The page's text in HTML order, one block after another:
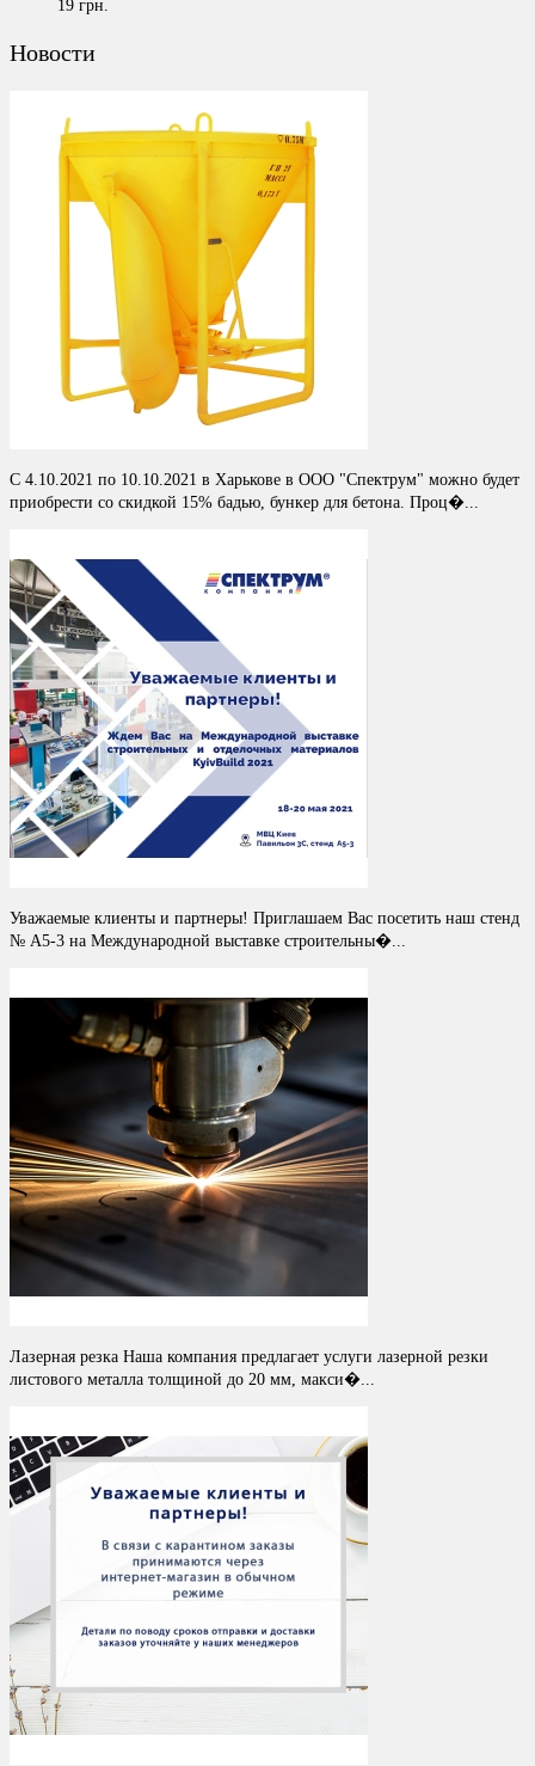
19 грн.
Новости
С 4.10.2021 по 10.10.2021 в Харькове в ООО "Спектрум" можно будет
приобрести со скидкой 15% бадью, бункер для бетона. Проц�...
Уважаемые клиенты и партнеры! Приглашаем Вас посетить наш стенд
№ A5-3 на Международной выставке строительны�...
Лазерная резка Наша компания предлагает услуги лазерной резки
листового металла толщиной до 20 мм, макси�...